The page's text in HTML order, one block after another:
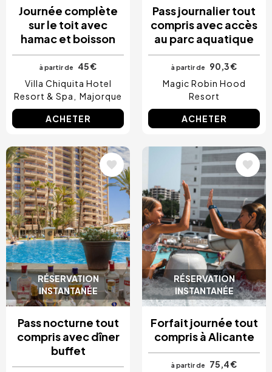
Journée complète
sur le toit avec
hamac et boisson
à partir de
45 €
Villa Chiquita Hotel
Resort & Spa
Majorque
ACHETER
Pass journalier tout
compris avec accès
au parc aquatique
à partir de
90,3 €
Magic Robin Hood
Resort
ACHETER
RÉSERVATION
INSTANTANÉE
Image
Pass nocturne tout
compris avec dîner
buffet
RÉSERVATION
INSTANTANÉE
Image
Forfait journée tout
compris à Alicante
à partir de 75,4 €